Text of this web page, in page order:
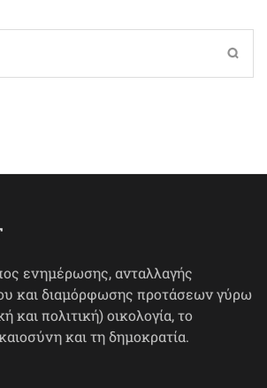
ενημέρωσης, ανταλλαγής
και διαμόρφωσης προτάσεων γύρω
και πολιτική) οικολογία, το
και τη δημοκρατία.